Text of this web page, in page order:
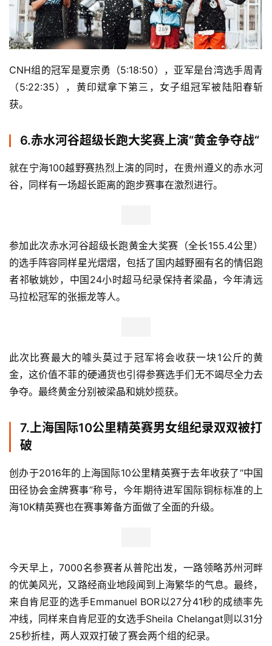
6.赤水河谷超级长跑大奖赛上演“黄金争夺战“
就在宁海100越野赛热烈上演的同时，在贵州遵义的赤水河
马拉松冠军的张振龙等人。